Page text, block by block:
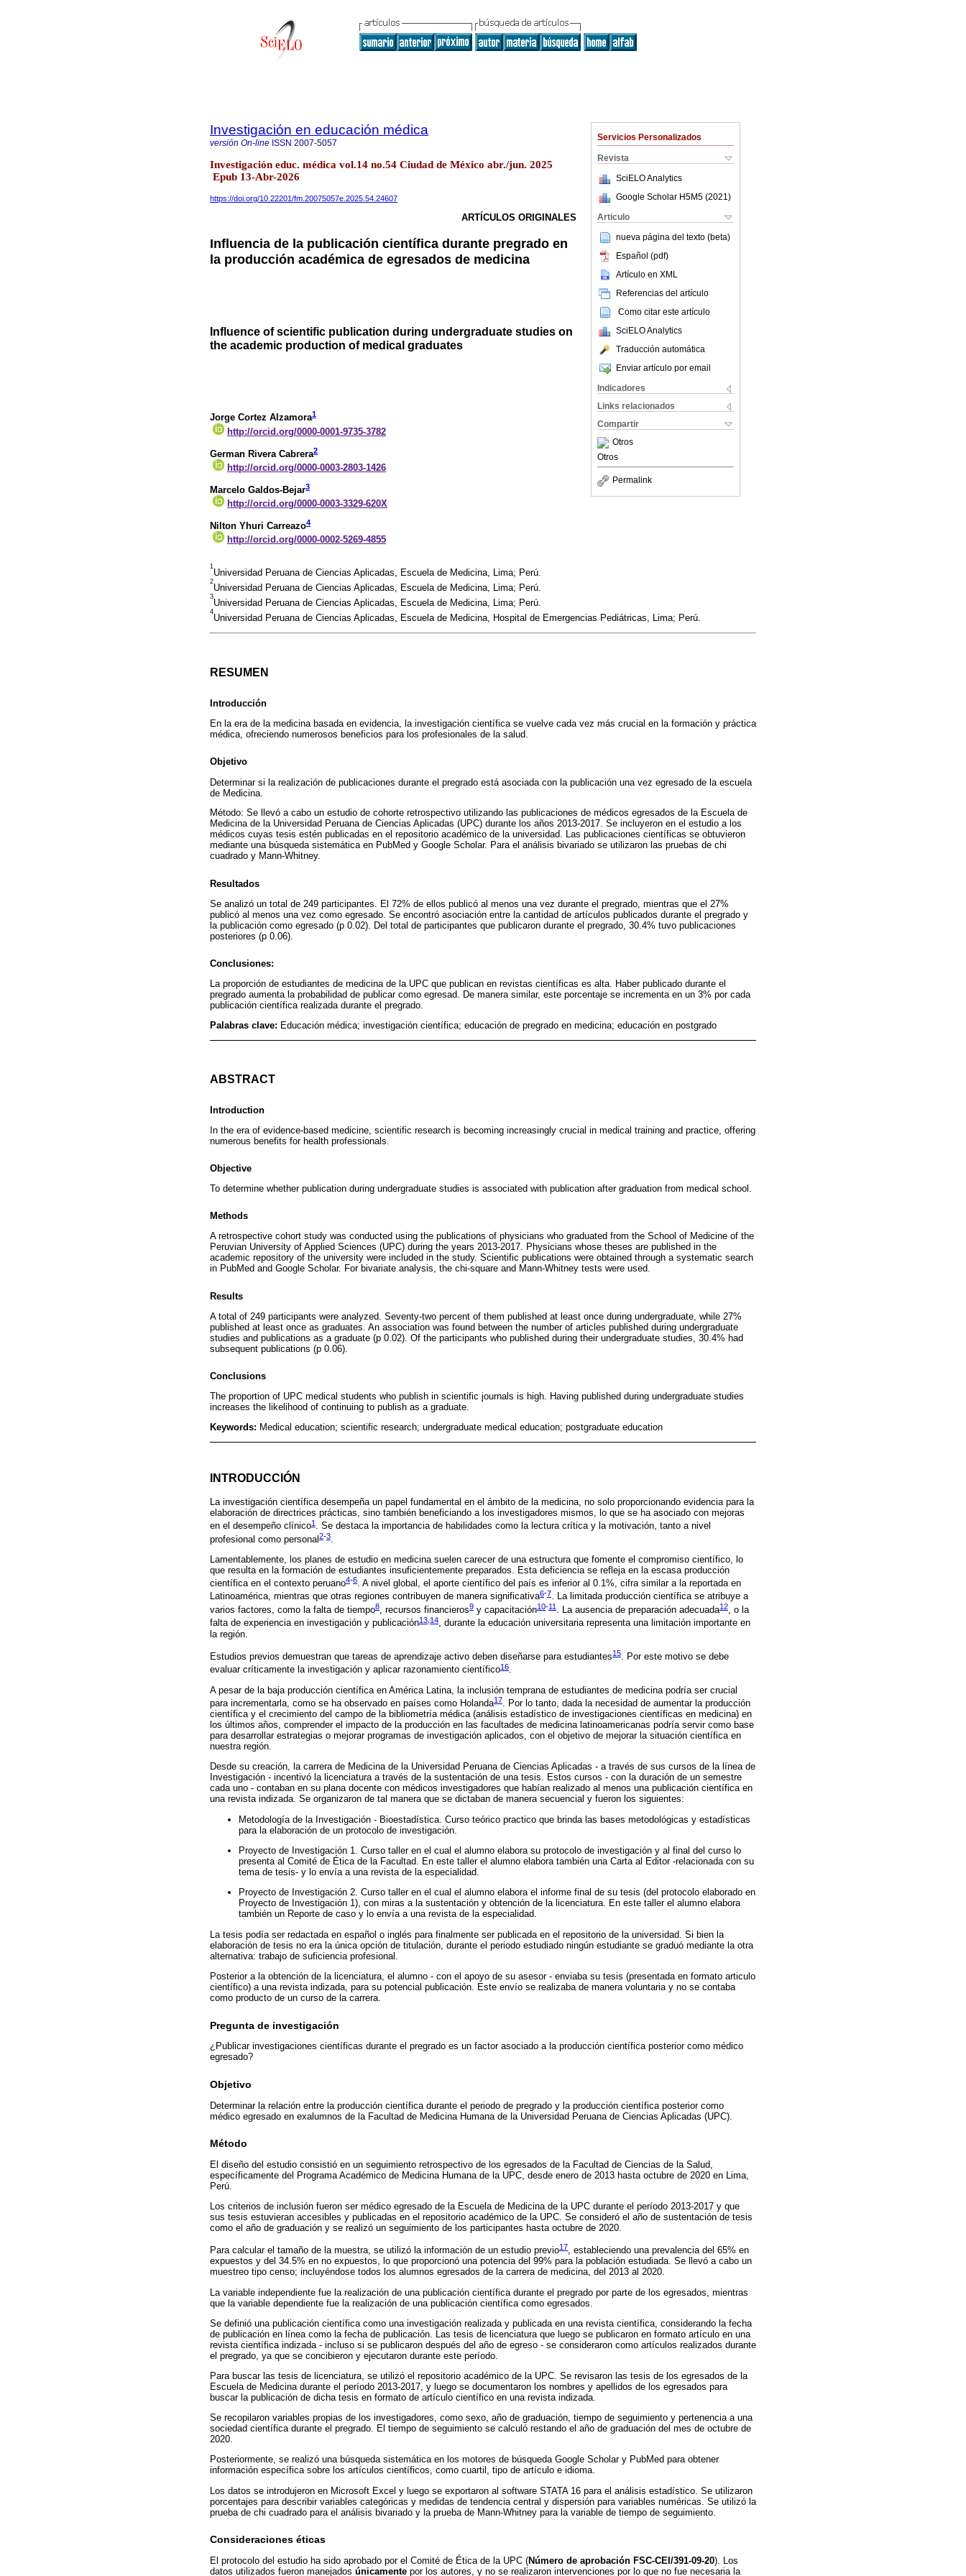
Servicios Personalizados
Revista
SciELO Analytics
Google Scholar H5M5 (2021 )
Articulo
nueva página del texto (beta)
Español (pdf)
Artículo en XML
Referencias del artículo
Como citar este artículo
SciELO Analytics
Traducción automática
Enviar artículo por email
Indicadores
Links relacionados
Compartir
Otros
Otros
Permalink
Investigación en educación médica
versión On-line ISSN 2007-5057
Investigación educ. médica vol.14 no.54 Ciudad de México abr./jun. 2025
Epub 13-Abr-2026
https://doi.org/10.22201/fm.20075057e.2025.54.24607
ARTÍCULOS ORIGINALES
Influencia de la publicación científica durante pregrado en
la producción académica de egresados de medicina
Influence of scientific publication during undergraduate studies on
the academic production of medical graduates
Jorge Cortez Alzamora1
http://orcid.org/0000-0001-9735-3782
German Rivera Cabrera2
http://orcid.org/0000-0003-2803-1426
Marcelo Galdos-Bejar3
http://orcid.org/0000-0003-3329-620X
Nilton Yhuri Carreazo4
http://orcid.org/0000-0002-5269-4855
1
Universidad Peruana de Ciencias Aplicadas, Escuela de Medicina, Lima; Perú.
2
Universidad Peruana de Ciencias Aplicadas, Escuela de Medicina, Lima; Perú.
3
Universidad Peruana de Ciencias Aplicadas, Escuela de Medicina, Lima; Perú.
4
Universidad Peruana de Ciencias Aplicadas, Escuela de Medicina, Hospital de Emergencias Pediátricas, Lima; Perú.
RESUMEN
Introducción
En la era de la medicina basada en evidencia, la investigación científica se vuelve cada vez más crucial en la formación y práctica
médica, ofreciendo numerosos beneficios para los profesionales de la salud.
Objetivo
Determinar si la realización de publicaciones durante el pregrado está asociada con la publicación una vez egresado de la escuela
de Medicina.
Método: Se llevó a cabo un estudio de cohorte retrospectivo utilizando las publicaciones de médicos egresados de la Escuela de
Medicina de la Universidad Peruana de Ciencias Aplicadas (UPC) durante los años 2013-2017. Se incluyeron en el estudio a los
médicos cuyas tesis estén publicadas en el repositorio académico de la universidad. Las publicaciones científicas se obtuvieron
mediante una búsqueda sistemática en PubMed y Google Scholar. Para el análisis bivariado se utilizaron las pruebas de chi
cuadrado y Mann-Whitney.
Resultados
Se analizó un total de 249 participantes. El 72% de ellos publicó al menos una vez durante el pregrado, mientras que el 27%
publicó al menos una vez como egresado. Se encontró asociación entre la cantidad de artículos publicados durante el pregrado y
la publicación como egresado (p 0.02). Del total de participantes que publicaron durante el pregrado, 30.4% tuvo publicaciones
posteriores (p 0.06).
Conclusiones:
La proporción de estudiantes de medicina de la UPC que publican en revistas científicas es alta. Haber publicado durante el
pregrado aumenta la probabilidad de publicar como egresad. De manera similar, este porcentaje se incrementa en un 3% por cada
publicación científica realizada durante el pregrado.
Palabras clave: Educación médica; investigación científica; educación de pregrado en medicina; educación en postgrado
ABSTRACT
Introduction
In the era of evidence-based medicine, scientific research is becoming increasingly crucial in medical training and practice, offering
numerous benefits for health professionals.
Objective
To determine whether publication during undergraduate studies is associated with publication after graduation from medical school.
Methods
A retrospective cohort study was conducted using the publications of physicians who graduated from the School of Medicine of the
Peruvian University of Applied Sciences (UPC) during the years 2013-2017. Physicians whose theses are published in the
academic repository of the university were included in the study. Scientific publications were obtained through a systematic search
in PubMed and Google Scholar. For bivariate analysis, the chi-square and Mann-Whitney tests were used.
Results
A total of 249 participants were analyzed. Seventy-two percent of them published at least once during undergraduate, while 27%
published at least once as graduates. An association was found between the number of articles published during undergraduate
studies and publications as a graduate (p 0.02). Of the participants who published during their undergraduate studies, 30.4% had
subsequent publications (p 0.06).
Conclusions
The proportion of UPC medical students who publish in scientific journals is high. Having published during undergraduate studies
increases the likelihood of continuing to publish as a graduate.
Keywords: Medical education; scientific research; undergraduate medical education; postgraduate education
INTRODUCCIÓN
La investigación científica desempeña un papel fundamental en el ámbito de la medicina, no solo proporcionando evidencia para la
elaboración de directrices prácticas, sino también beneficiando a los investigadores mismos, lo que se ha asociado con mejoras
en el desempeño clínico1 . Se destaca la importancia de habilidades como la lectura crítica y la motivación, tanto a nivel
profesional como personal 2-3
Lamentablemente, los planes de estudio en medicina suelen carecer de una estructura que fomente el compromiso científico, lo
que resulta en la formación de estudiantes insuficientemente preparados. Esta deficiencia se refleja en la escasa producción
científica en el contexto peruano4-6. A nivel global, el aporte científico del país es inferior al 0.1%, cifra similar a la reportada en
Latinoamérica, mientras que otras regiones contribuyen de manera significativa6-7. La limitada producción científica se atribuye a
varios factores, como la falta de tiempo8, recursos financieros9 y capacitación10-11 . La ausencia de preparación adecuada12, o la
falta de experiencia en investigación y publicación13 14, durante la educación universitaria representa una limitación importante en
la región.
Estudios previos demuestran que tareas de aprendizaje activo deben diseñarse para estudiantes15. Por este motivo se debe
evaluar críticamente la investigación y aplicar razonamiento científico16.
A pesar de la baja producción científica en América Latina, la inclusión temprana de estudiantes de medicina podría ser crucial
para incrementarla, como se ha observado en países como Holanda17. Por lo tanto, dada la necesidad de aumentar la producción
científica y el crecimiento del campo de la bibliometría médica (análisis estadístico de investigaciones científicas en medicina) en
los últimos años, comprender el impacto de la producción en las facultades de medicina latinoamericanas podría servir como base
para desarrollar estrategias o mejorar programas de investigación aplicados, con el objetivo de mejorar la situación científica en
nuestra región.
Desde su creación, la carrera de Medicina de la Universidad Peruana de Ciencias Aplicadas - a través de sus cursos de la línea de
Investigación - incentivó la licenciatura a través de la sustentación de una tesis. Estos cursos - con la duración de un semestre
cada uno - contaban en su plana docente con médicos investigadores que habían realizado al menos una publicación científica en
una revista indizada. Se organizaron de tal manera que se dictaban de manera secuencial y fueron los siguientes:
Metodología de la Investigación - Bioestadística. Curso teórico practico que brinda las bases metodológicas y estadísticas
para la elaboración de un protocolo de investigación.
Proyecto de Investigación 1. Curso taller en el cual el alumno elabora su protocolo de investigación y al final del curso lo
presenta al Comité de Ética de la Facultad. En este taller el alumno elabora también una Carta al Editor -relacionada con su
tema de tesis- y lo envía a una revista de la especialidad.
Proyecto de Investigación 2. Curso taller en el cual el alumno elabora el informe final de su tesis (del protocolo elaborado en
Proyecto de Investigación 1), con miras a la sustentación y obtención de la licenciatura. En este taller el alumno elabora
también un Reporte de caso y lo envía a una revista de la especialidad.
La tesis podía ser redactada en español o inglés para finalmente ser publicada en el repositorio de la universidad. Si bien la
elaboración de tesis no era la única opción de titulación, durante el periodo estudiado ningún estudiante se graduó mediante la otra
alternativa: trabajo de suficiencia profesional.
Posterior a la obtención de la licenciatura, el alumno - con el apoyo de su asesor - enviaba su tesis (presentada en formato articulo
científico) a una revista indizada, para su potencial publicación. Este envío se realizaba de manera voluntaria y no se contaba
como producto de un curso de la carrera.
Pregunta de investigación
¿Publicar investigaciones científicas durante el pregrado es un factor asociado a la producción científica posterior como médico
egresado?
Objetivo
Determinar la relación entre la producción científica durante el periodo de pregrado y la producción científica posterior como
médico egresado en exalumnos de la Facultad de Medicina Humana de la Universidad Peruana de Ciencias Aplicadas (UPC).
Método
El diseño del estudio consistió en un seguimiento retrospectivo de los egresados de la Facultad de Ciencias de la Salud,
específicamente del Programa Académico de Medicina Humana de la UPC, desde enero de 2013 hasta octubre de 2020 en Lima,
Perú.
Los criterios de inclusión fueron ser médico egresado de la Escuela de Medicina de la UPC durante el período 2013-2017 y que
sus tesis estuvieran accesibles y publicadas en el repositorio académico de la UPC. Se consideró el año de sustentación de tesis
como el año de graduación y se realizó un seguimiento de los participantes hasta octubre de 2020.
Para calcular el tamaño de la muestra, se utilizó la información de un estudio previo17, estableciendo una prevalencia del 65% en
expuestos y del 34.5% en no expuestos, lo que proporcionó una potencia del 99% para la población estudiada. Se llevó a cabo un
muestreo tipo censo; incluyéndose todos los alumnos egresados de la carrera de medicina, del 2013 al 2020.
La variable independiente fue la realización de una publicación científica durante el pregrado por parte de los egresados, mientras
que la variable dependiente fue la realización de una publicación científica como egresados.
Se definió una publicación científica como una investigación realizada y publicada en una revista científica, considerando la fecha
de publicación en línea como la fecha de publicación. Las tesis de licenciatura que luego se publicaron en formato artículo en una
revista científica indizada - incluso si se publicaron después del año de egreso - se consideraron como artículos realizados durante
el pregrado, ya que se concibieron y ejecutaron durante este período.
Para buscar las tesis de licenciatura, se utilizó el repositorio académico de la UPC. Se revisaron las tesis de los egresados de la
Escuela de Medicina durante el período 2013-2017, y luego se documentaron los nombres y apellidos de los egresados para
buscar la publicación de dicha tesis en formato de artículo científico en una revista indizada.
Se recopilaron variables propias de los investigadores, como sexo, año de graduación, tiempo de seguimiento y pertenencia a una
sociedad científica durante el pregrado. El tiempo de seguimiento se calculó restando el año de graduación del mes de octubre de
2020.
Posteriormente, se realizó una búsqueda sistemática en los motores de búsqueda Google Scholar y PubMed para obtener
información específica sobre los artículos científicos, como cuartil, tipo de artículo e idioma.
Los datos se introdujeron en Microsoft Excel y luego se exportaron al software STATA 16 para el análisis estadístico. Se utilizaron
porcentajes para describir variables categóricas y medidas de tendencia central y dispersión para variables numéricas. Se utilizó la
prueba de chi cuadrado para el análisis bivariado y la prueba de Mann-Whitney para la variable de tiempo de seguimiento.
Consideraciones éticas
El protocolo del estudio ha sido aprobado por el Comité de Ética de la UPC (Número de aprobación FSC-CEI/391-09-20). Los
datos utilizados fueron manejados únicamente por los autores, y no se realizaron intervenciones por lo que no fue necesaria la